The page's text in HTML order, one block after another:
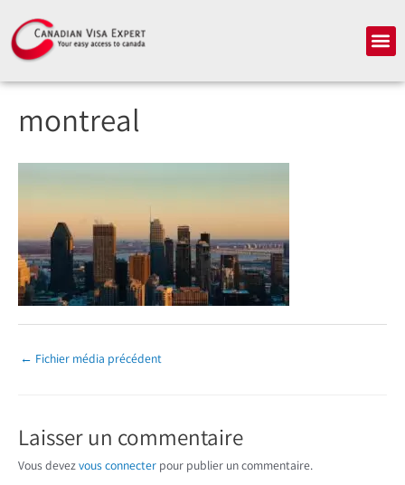
contenu
montreal
← Fichier média précédent
Laisser un commentaire
Vous devezvous connecter pour publier un commentaire.